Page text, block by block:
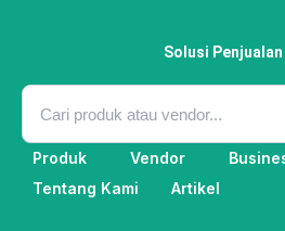
Solusi Penjualan
Produk Vendor
Tentang Kami
Artikel